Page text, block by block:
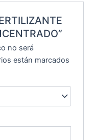
no será
están marcados